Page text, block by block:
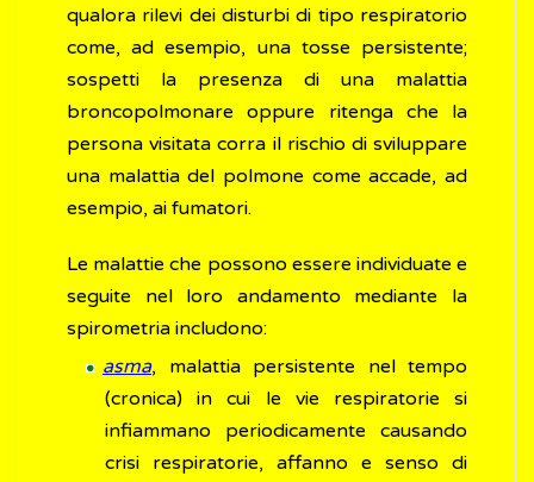
qualora rilevi dei disturbi di tipo respiratorio
come, ad esempio, una tosse persistente;
sospetti la presenza di una malattia
broncopolmonare oppure ritenga che la
persona visitata corra il rischio di sviluppare
una malattia del polmone come accade, ad
esempio, ai fumatori.
Le malattie che possono essere individuate e
seguite nel loro andamento mediante la
spirometria includono:
asma, malattia persistente nel tempo
(cronica) in cui le vie respiratorie si
infiammano periodicamente causando
crisi respiratorie, affanno e senso di